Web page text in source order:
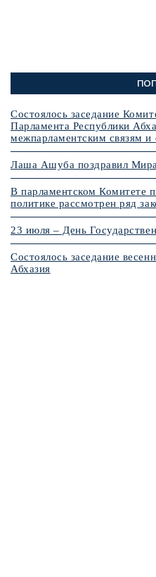
Состоялось заседание
Парламента Республики
межпарламентским связям и
Лаша Ашуба поздравил
В парламентском Комитете
политике рассмотрен ряд
23 июля – День
Состоялось заседание
Абхазия